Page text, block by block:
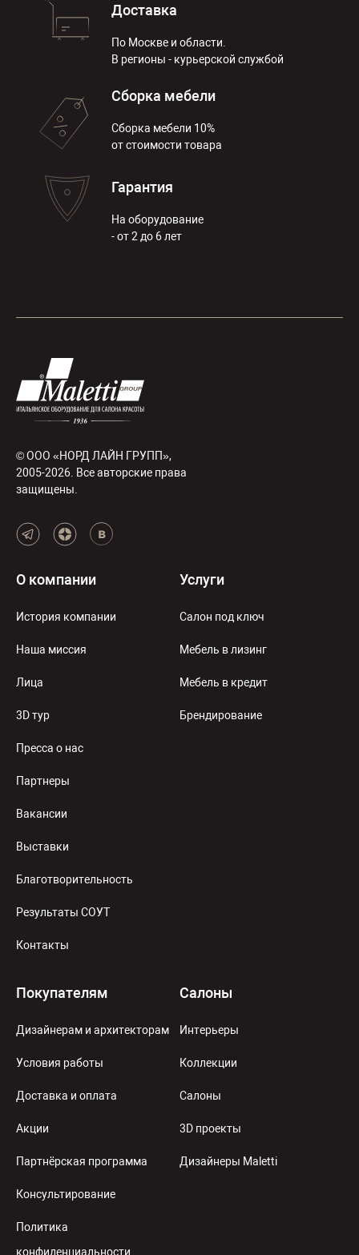
Доставка
По Москве и области.
В регионы - курьерской службой
Сборка мебели
Сборка мебели 10%
от стоимости товара
Гарантия
На оборудование
- от 2 до 6 лет
© ООО «НОРД ЛАЙН ГРУПП»,
2005-2026. Все авторские права
защищены.
О компании
История компании
Наша миссия
Лица
3D тур
Пресса о нас
Партнеры
Вакансии
Выставки
Благотворительность
Результаты СОУТ
Контакты
Услуги
Салон под ключ
Мебель в лизинг
Мебель в кредит
Брендирование
Покупателям
Дизайнерам и архитекторам
Условия работы
Доставка и оплата
Акции
Партнёрская программа
Консультирование
Политика
конфиденциальности
Салоны
Интерьеры
Коллекции
Салоны
3D проекты
Дизайнеры Maletti